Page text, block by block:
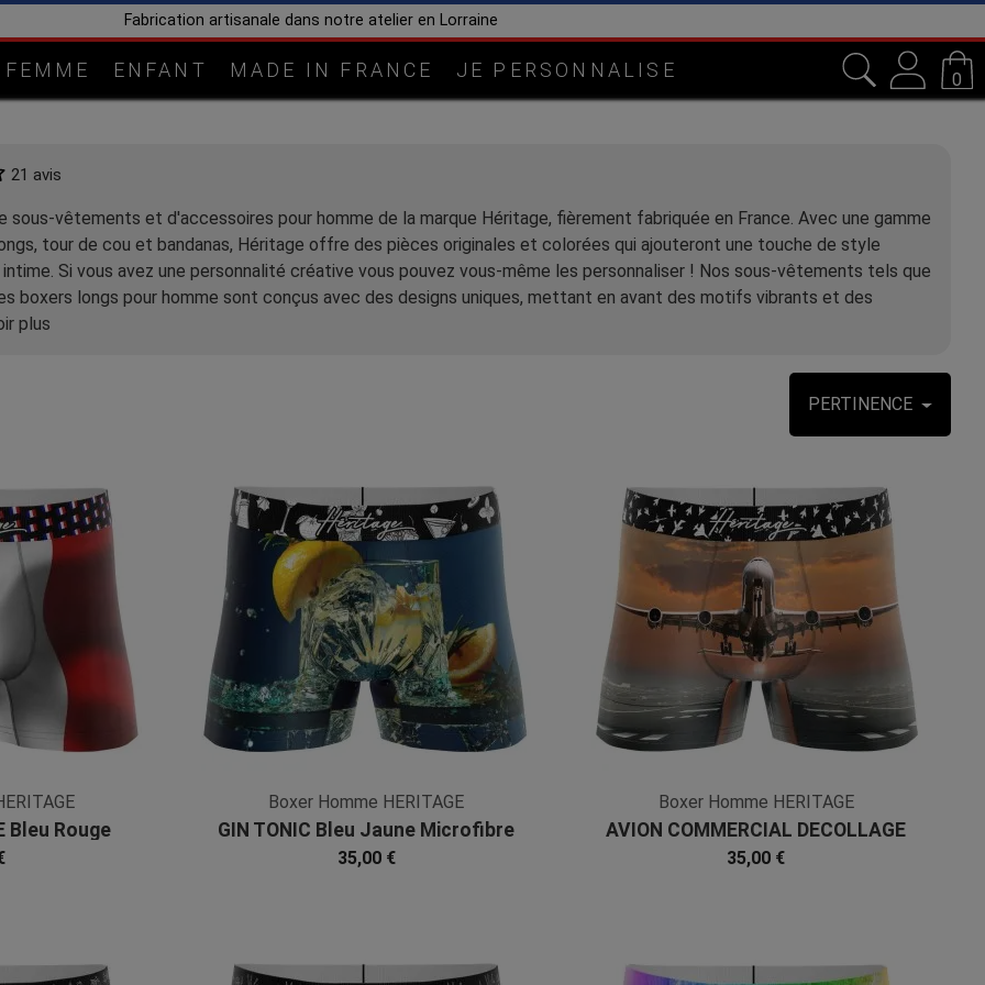
Livraison OFFERTE dès 80€ en France
FEMME ENFANT MADE IN FRANCE JE PERSONNALISE 0
21 avis
vêtements et d'accessoires pour homme de la marque Héritage, fièrement fabriquée en France. Avec une gamme
tour de cou et bandanas, Héritage offre des pièces originales et colorées qui ajouteront une touche de style
Si vous avez une personnalité créative vous pouvez vous-même les personnaliser ! Nos sous-vêtements tels que
boxers longs pour homme sont conçus avec des designs uniques, mettant en avant des motifs vibrants et des
plus
PERTINENCE
Bleu Rouge
Boxer Homme HERITAGE
GIN TONIC Bleu Jaune Microfibre
35,00 €
Boxer Homme HERITAGE
AVION COMMERCIAL DECOLLAGE
PISTE Orange Gris Microfibre
35,00 €